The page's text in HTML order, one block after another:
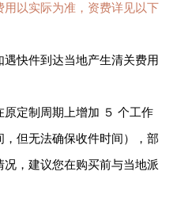
以实际为准，资费详见以下
快件到达当地产生清关费用
定制周期上增加 ５ 个工作
但无法确保收件时间），部
，建议您在购买前与当地派